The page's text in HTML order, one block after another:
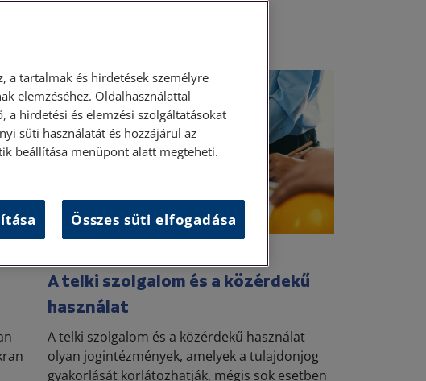
Ingatlan
A telki szolgalom és a közérdekű
használat
A telki szolgalom és a közérdekű használat
olyan jogintézmények, amelyek a tulajdonjog
gyakorlását korlátozhatják, mégis sok esetben
a tartalmak és hirdetések személyre
elemzéséhez. Oldalhasználattal
hirdetési és elemzési szolgáltatásokat
süti használatát és hozzájárul az
beállítása menüpont alatt megteheti.
Összes süti elfogadása